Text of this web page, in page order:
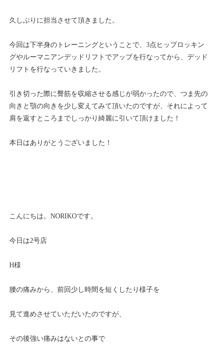
久しぶりに担当させて頂きました。
今回は下半身のトレーニングということで、3点ヒップロッキン
グやルーマニアンデッドリフトでアップを行なってから、デッド
リフトを行なっていきました。
引き切った際に臀筋を収縮させる感じが弱かったので、つま先の
向きと顎の向きを少し変えてみて頂いたのですが、それによって
肩を返すところまでしっかり綺麗に引いて頂けました！
本日はありがとうございました！
こんにちは。NORIKOです。
今日は2号店
H様
腰の痛みから、前回少し時間を短くしたり様子を
見て進めさせていただいたのですが、
その後強い痛みはないとの事で